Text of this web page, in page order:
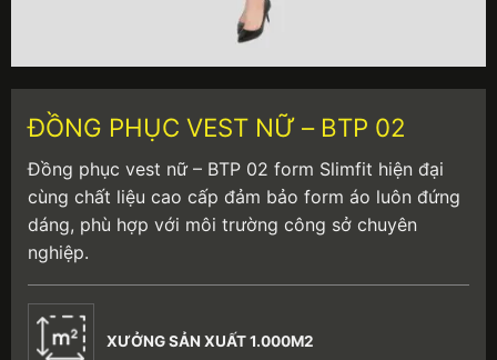
ĐỒNG PHỤC VEST NỮ – BTP 02
Đồng phục vest nữ – BTP 02 form Slimfit hiện đại
cùng chất liệu cao cấp đảm bảo form áo luôn đứng
dáng, phù hợp với môi trường công sở chuyên
nghiệp.
XƯỞNG SẢN XUẤT 1.000M2